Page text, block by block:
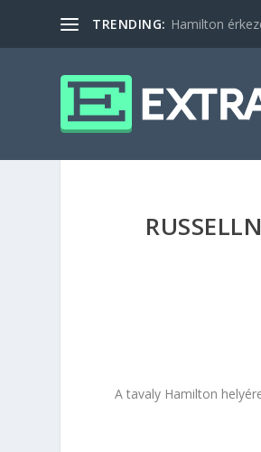
TRENDING: Hamilton
A tavaly Hamilton